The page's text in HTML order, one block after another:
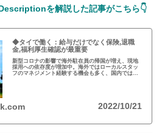
を解説した記事がこちら👇
◆タイで働く：給与だけでなく保険,退職
金,福利厚生確認が最重要
新型コロナの影響で海外駐在員の帰国が増え、現地
採用への依存度が増加中。海外ではローカルスタッ
フのマネジメント経験する機会も多く、国内ではで
2022/10/21